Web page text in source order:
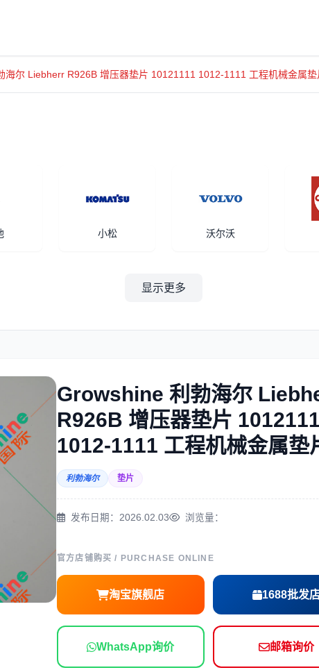
海尔 Liebherr R926B 增压器垫片 10121111 1012-1111 工程机械金属垫
小松 沃尔沃
三一 奔驰
依维柯
显示更多
Growshine 利勃海尔
R926B 增压器垫片
1012-1111 工程机械金属垫
利勃海尔 垫片
发布日期：2026.02.03 浏览量：
官方店铺购买 / PURCHASE ONLINE
淘宝旗舰店 1688批发
WhatsApp询价 邮箱询价